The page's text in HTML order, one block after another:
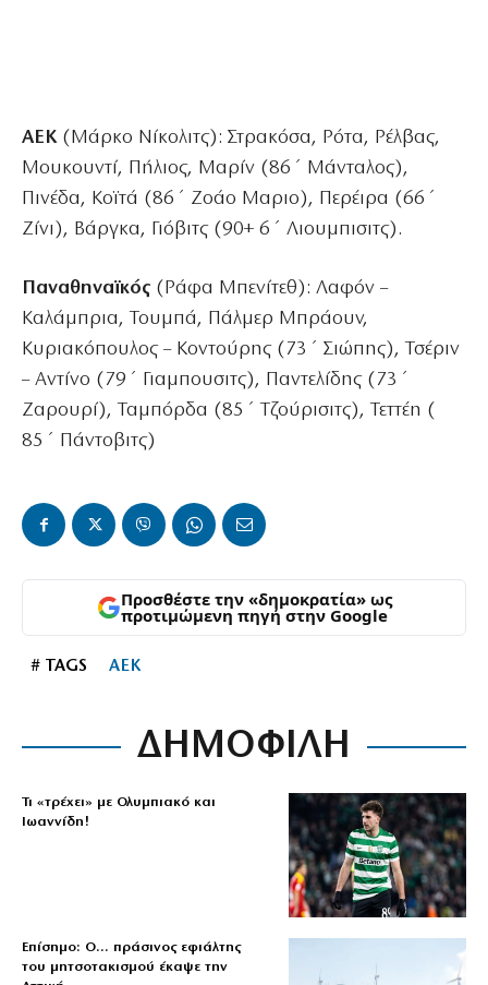
ΑΕΚ(Μάρκο Νίκολιτς): Στρακόσα, Ρότα, Ρέλβας,
Μουκουντί, Πήλιος, Μαρίν (86΄ Μάνταλος),
Πινέδα, Κοϊτά (86΄ Ζοάο Μαριο), Περέιρα (66΄
Ζίνι), Βάργκα, Γιόβιτς (90+ 6΄ Λιουμπισιτς).
Παναθηναϊκός (Ράφα Μπενίτεθ): Λαφόν –
Καλάμπρια, Τουμπά, Πάλμερ Μπράουν,
Κυριακόπουλος – Κοντούρης (73΄ Σιώπης), Τσέριν
– Αντίνο (79΄ Γιαμπουσιτς), Παντελίδης (73΄
Ζαρουρί), Ταμπόρδα (85΄ Τζούρισιτς), Τεττέη (
85΄ Πάντοβιτς)
Προσθέστε την «δημοκρατία» ως
προτιμώμενη πηγή στην Google
# TAGS ΑΕΚ
ΔΗΜΟΦΙΛΗ
Τι «τρέχει» με Ολυμπιακό και
Ιωαννίδη!
Επίσημο: Ο… πράσινος εφιάλτης
του μητσοτακισμού έκαψε την